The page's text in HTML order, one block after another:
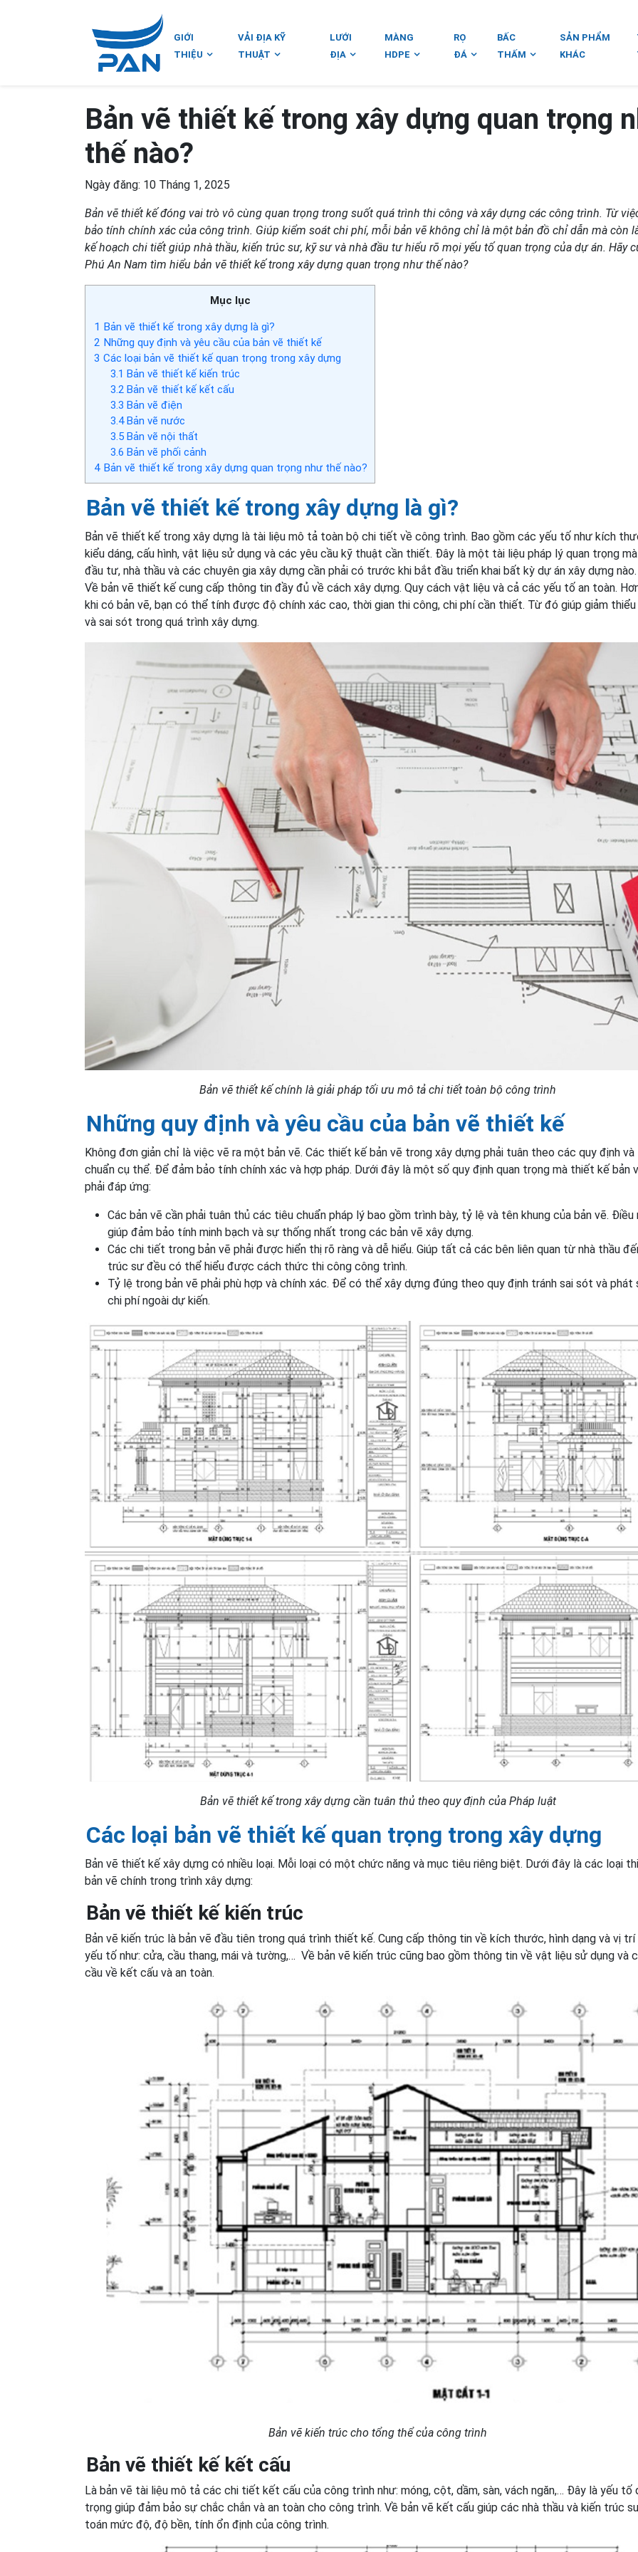
GIỚI
THIỆU
VẢI ĐỊA KỸ
THUẬT
LƯỚI
ĐỊA
MÀNG
HDPE
RỌ
ĐÁ
BẤC
THẤM
SẢN PHẨM
KHÁC
Bản vẽ thiết kế trong xây dựng quan trọng
thế nào?
Ngày đăng: 10 Tháng 1, 2025
Bản vẽ thiết kế đóng vai trò vô cùng quan trọng trong suốt quá trình thi công và xây dựng các công trình. Từ
bảo tính chính xác của công trình. Giúp kiểm soát chi phí, mỗi bản vẽ không chỉ là một bản đồ chỉ dẫn mà còn
kế hoạch chi tiết giúp nhà thầu, kiến ​​trúc sư, kỹ sư và nhà đầu tư hiểu rõ mọi yếu tố quan trọng của dự án. Hãy
Phú An Nam tìm hiểu bản vẽ thiết kế trong xây dựng quan trọng như thế nào?
Mục lục
1 Bản vẽ thiết kế trong xây dựng là gì?
2 Những quy định và yêu cầu của bản vẽ thiết kế
3 Các loại bản vẽ thiết kế quan trọng trong xây dựng
3.1 Bản vẽ thiết kế kiến trúc
3.2Bản vẽ thiết kế kết cấu
3.3 Bản vẽ điện
3.4Bản vẽ nước
3.5Bản vẽ nội thất
3.6 Bản vẽ phối cảnh
4 Bản vẽ thiết kế trong xây dựng quan trọng như thế nào?
Bản vẽ thiết kế trong xây dựng là gì?
Bản vẽ thiết kế trong xây dựng là tài liệu mô tả toàn bộ chi tiết về công trình. Bao gồm các yếu tố như kích
kiểu dáng, cấu hình, vật liệu sử dụng và các yêu cầu kỹ thuật cần thiết. Đây là một tài liệu pháp lý quan trọng
đầu tư, nhà thầu và các chuyên gia xây dựng cần phải có trước khi bắt đầu triển khai bất kỳ dự án xây dựng nào.
Về bản vẽ thiết kế cung cấp thông tin đầy đủ về cách xây dựng. Quy cách vật liệu và cả các yếu tố an toàn.
khi có bản vẽ, bạn có thể tính được độ chính xác cao, thời gian thi công, chi phí cần thiết. Từ đó giúp giảm thiểu
và sai sót trong quá trình xây dựng.
Bản vẽ thiết kế chính là giải pháp tối ưu mô tả chi tiết toàn bộ công trình
Những quy định và yêu cầu của bản vẽ thiết kế
Không đơn giản chỉ là việc vẽ ra một bản vẽ. Các thiết kế bản vẽ trong xây dựng phải tuân theo các quy định và
chuẩn cụ thể. Để đảm bảo tính chính xác và hợp pháp. Dưới đây là một số quy định quan trọng mà thiết kế bản
phải đáp ứng:
Các bản vẽ cần phải tuân thủ các tiêu chuẩn pháp lý bao gồm trình bày, tỷ lệ và tên khung của bản vẽ. Điều
giúp đảm bảo tính minh bạch và sự thống nhất trong các bản vẽ xây dựng.
Các chi tiết trong bản vẽ phải được hiển thị rõ ràng và dễ hiểu. Giúp tất cả các bên liên quan từ nhà thầu
trúc sư đều có thể hiểu được cách thức thi công công trình.
Tỷ lệ trong bản vẽ phải phù hợp và chính xác. Để có thể xây dựng đúng theo quy định tránh sai sót và phát
chi phí ngoài dự kiến.
Bản vẽ thiết kế trong xây dựng cần tuân thủ theo quy định của Pháp luật
Các loại bản vẽ thiết kế quan trọng trong xây dựng
Bản vẽ thiết kế xây dựng có nhiều loại. Mỗi loại có một chức năng và mục tiêu riêng biệt. Dưới đây là các loại
bản vẽ chính trong trình xây dựng:
Bản vẽ thiết kế kiến trúc
Bản vẽ kiến trúc là bản vẽ đầu tiên trong quá trình thiết kế. Cung cấp thông tin về kích thước, hình dạng và vị
yếu tố như: cửa, cầu thang, mái và tường,… Về bản vẽ kiến trúc cũng bao gồm thông tin về vật liệu sử dụng và
cầu về kết cấu và an toàn.
Bản vẽ kiến trúc cho tổng thể của công trình
Bản vẽ thiết kế kết cấu
Là bản vẽ tài liệu mô tả các chi tiết kết cấu của công trình như: móng, cột, dầm, sàn, vách ngăn,… Đây là yếu tố
trọng giúp đảm bảo sự chắc chắn và an toàn cho công trình. Về bản vẽ kết cấu giúp các nhà thầu và kiến trúc
toán mức độ, độ bền, tính ổn định của công trình.